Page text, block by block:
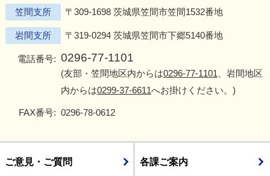
笠間支所 〒309-1698 茨城県笠間市笠間1532番地
岩間支所 〒319-0294 茨城県笠間市下郷5140番地
電話番号: 0296-77-1101
(友部・笠間地区内からは0296-77-1101 、岩間地区
内からは0299-37-6611へお掛けください。)
FAX番号: 0296-78-0612
ご意見・ご質問 各課ご案内